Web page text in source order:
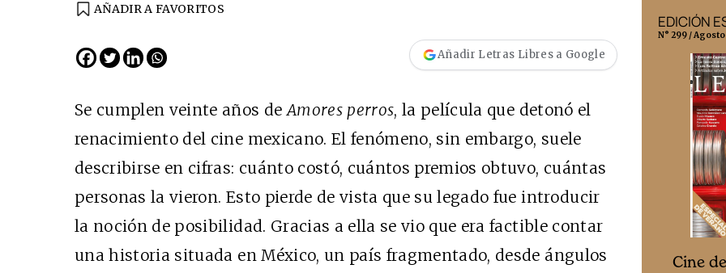
AÑADIR A FAVORITOS
Añadir Letras Libres a Google
Se cumplen veinte años de Amores perros, la película que detonó el
renacimiento del cine mexicano. El fenómeno, sin embargo, suele
describirse en cifras: cuánto costó, cuántos premios obtuvo, cuántas
personas la vieron. Esto pierde de vista que su legado fue introducir
la noción de posibilidad. Gracias a ella se vio que era factible contar
una historia situada en México, un país fragmentado, desde ángulos
Cine desde los márgenes Cine desde los márgenes
EDICIÓN
N° 299 /
Cine